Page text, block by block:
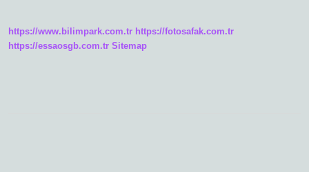
https://www.bilimpark.com.tr https://fotosafak.com.tr
https://essaosgb.com.tr Sitemap